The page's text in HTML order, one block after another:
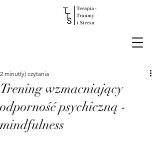
Trening wzmacniający
odporność psychiczną -
mindfulness
2 minut(y) czytania